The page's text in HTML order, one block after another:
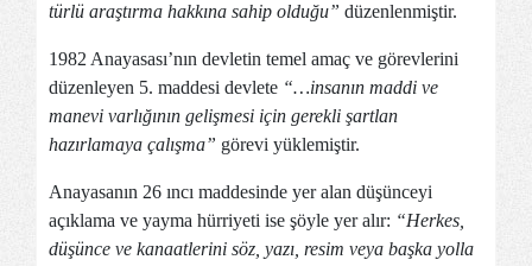
türlü araştırma hakkına sahip olduğu” düzenlenmiştir.
1982 Anayasası’nın devletin temel amaç ve görevlerini
düzenle­yen 5. maddesi devlete “…insanın maddi ve
manevi varlığının gelişmesi için gerekli şartlan
hazırlamaya çalışma” görevi yüklemiştir.
Anayasanın 26 ıncı maddesinde yer alan düşünceyi
açıklama ve yayma hürriyeti ise şöyle yer alır: “Herkes,
düşünce ve kanaatlerini söz, yazı, resim veya başka yolla